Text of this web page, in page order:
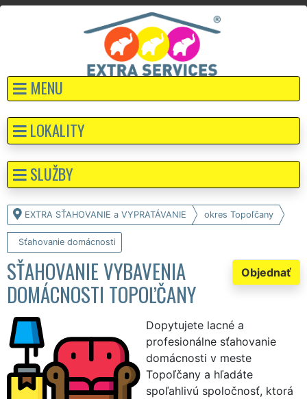
MENU
EXTRA SŤAHOVANIE a VYPRATÁVANIE okres Topoľčany
Sťahovanie domácnosti
Objednať
SŤAHOVANIE VYBAVENIA
DOMÁCNOSTI TOPOĽČANY
Dopytujete lacné a
profesionálne sťahovanie
domácnosti v meste
Topoľčany a hľadáte
spoľahlivú spoločnosť, ktorá
LOKALITY
SLUŽBY